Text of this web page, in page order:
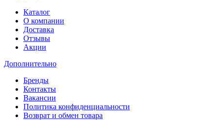
Каталог
О компании
Доставка
Отзывы
Акции
Дополнительно
Бренды
Контакты
Вакансии
Политика конфиденциальности
Возврат и обмен товара